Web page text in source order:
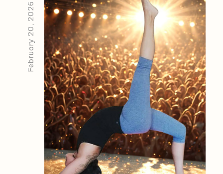
February 20, 2026